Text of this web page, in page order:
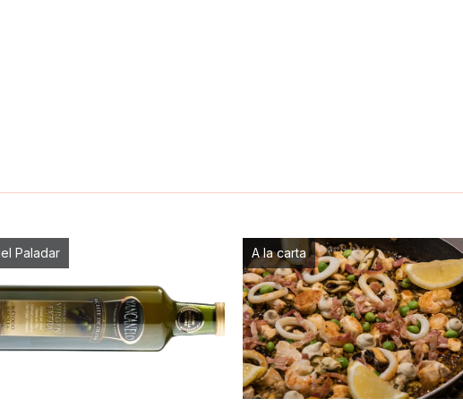
Paladar A la carta